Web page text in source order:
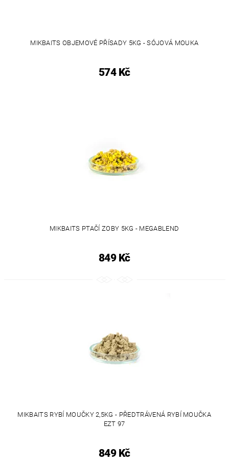
MIKBAITS OBJEMOVÉ PŘÍSADY 5KG - SÓJOVÁ MOUKA
574 Kč
MIKBAITS PTAČÍ ZOBY 5KG - MEGABLEND
849 Kč
MIKBAITS RYBÍ MOUČKY 2,5KG - PŘEDTRÁVENÁ RYBÍ MOUČKA
EZT 97
849 Kč